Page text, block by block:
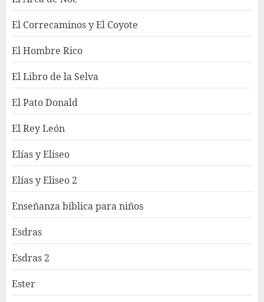
El Correcaminos y El Coyote
El Hombre Rico
El Libro de la Selva
El Pato Donald
El Rey León
Elías y Eliseo
Elías y Eliseo 2
Enseñanza bíblica para niños
Esdras
Esdras 2
Ester